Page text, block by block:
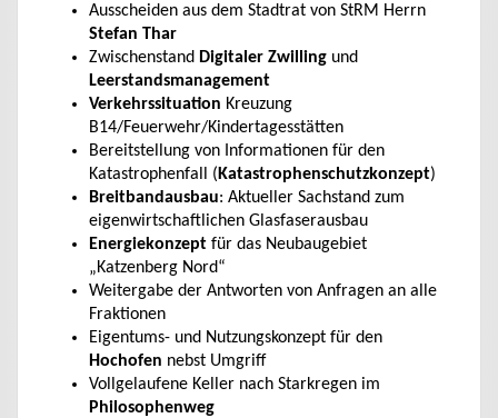
Ausscheiden aus dem Stadtrat von StRM Herrn
Stefan Thar
Zwischenstand Digitaler Zwilling und
Leerstandsmanagement
Verkehrssituation Kreuzung
B14/Feuerwehr/Kindertagesstätten
Bereitstellung von Informationen für den
Katastrophenfall (Katastrophenschutzkonzept)
Breitbandausbau: Aktueller Sachstand zum
eigenwirtschaftlichen Glasfaserausbau
Energiekonzept für das Neubaugebiet
„Katzenberg Nord“
Weitergabe der Antworten von Anfragen an alle
Fraktionen
Eigentums- und Nutzungskonzept für den
Hochofen nebst Umgriff
Vollgelaufene Keller nach Starkregen im
Philosophenweg